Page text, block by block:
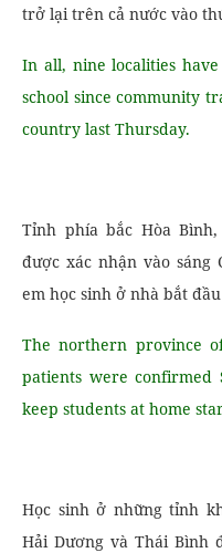
trở lại trên cả nước vào
In all, nine localities
school since community
country last Thursday.
Tỉnh phía bắc Hòa
được xác nhận vào sáng
em học sinh ở nhà bắt
The northern province
patients were confirmed
keep students at home
Học sinh ở những tỉnh
Hải Dương và Thái Bình